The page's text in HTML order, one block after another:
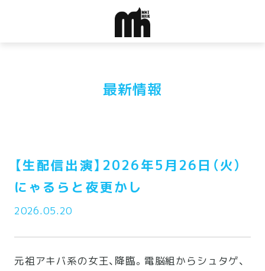
最新情報
【生配信出演】2026年5月26日（火）
にゃるらと夜更かし
2026.05.20
元祖アキバ系の女王、降臨。電脳組からシュタゲ、